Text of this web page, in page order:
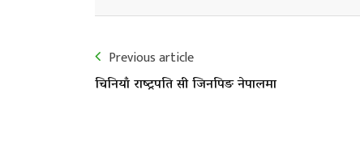
Previous article
चिनियाँ राष्ट्रपति सी जिनपिङ नेपालमा